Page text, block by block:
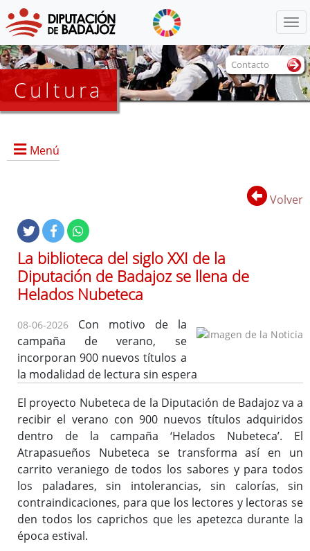
Cultura
Menú
Portada
Información General
Objetivos
Marcos
Referencias
Bibliotecas y Agencias
Catálogo colectivo (OPAC)
Solicitud de dotación
Solicitud de material a través del e-mail
Solicitud de la Desiderata
Solicitud para lotes en clubes de lecturas, lotes de libros,
etc.
Buzón de Sugerencias
Actividades / Actualidad
Volver
La biblioteca del siglo XXI de la
Diputación de Badajoz se llena de
Helados Nubeteca
08-06-2026 Con motivo de la
campaña de verano, se
incorporan 900 nuevos títulos a
la modalidad de lectura sin espera
El proyecto Nubeteca de la Diputación de Badajoz va a
recibir el verano con 900 nuevos títulos adquiridos
dentro de la campaña ‘Helados Nubeteca’. El
Atrapasueños Nubeteca se transforma así en un
carrito veraniego de todos los sabores y para todos
los paladares, sin intolerancias, sin calorías, sin
contraindicaciones, para que los lectores y lectoras se
den todos los caprichos que les apetezca durante la
época estival.
Contacto